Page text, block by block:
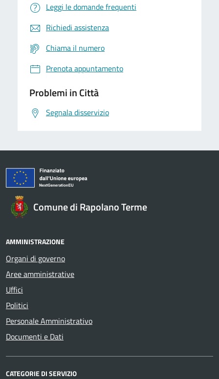
Leggi le domande frequenti
Richiedi assistenza
Chiama il numero
Prenota appuntamento
Problemi in Città
Segnala disservizio
Comune di Rapolano Terme
AMMINISTRAZIONE
Organi di governo
Aree amministrative
Uffici
Politici
Personale Amministrativo
Documenti e Dati
CATEGORIE DI SERVIZIO